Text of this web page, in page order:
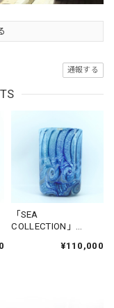
通報する
「SEA
COLLECTION」
GGANTIJA5¥110,000